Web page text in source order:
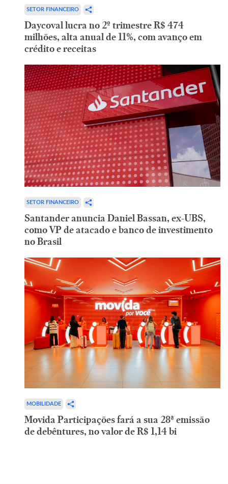
SETOR FINANCEIRO
Daycoval lucra no 2º trimestre R$ 474
milhões, alta anual de 11%, com avanço em
crédito e receitas
SETOR FINANCEIRO
Santander anuncia Daniel Bassan, ex-UBS,
como VP de atacado e banco de investimento
no Brasil
MOBILIDADE
Movida Participações fará a sua 28ª emissão
de debêntures, no valor de R$ 1,14 bi